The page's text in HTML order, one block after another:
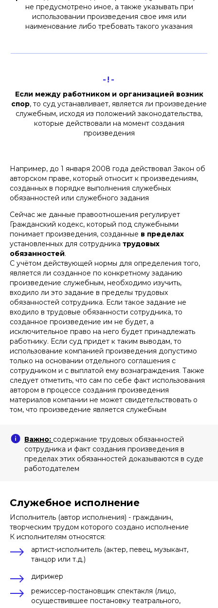
не предусмотрено иное, а также указывать при
использовании произведения свое имя или
наименование либо требовать такого указания
-!-
Если между работником и организацией возник
спор, то суд устанавливает, является ли произведение
служебным, исходя из положений законодательства,
которые действовали на момент создания
произведения
Например, до 1 января 2008 года действовал Закон об
авторском праве, который относит к произведениям,
созданных в порядке выполнения служебных
обязанностей или служебного задания
Сейчас же данные правоотношения регулирует
Гражданский кодекс, который под служебными
понимает произведения, созданные в пределах
установленных для сотрудника трудовых
обязанностей.
С учётом действующей нормы для определения того,
является ли созданное по конкретному заданию
произведение служебным, необходимо изучить,
входило ли это задание в пределы трудовых
обязанностей сотрудника. Если такое задание не
входило в трудовые обязанности сотрудника, то
созданное произведение им не будет, а
исключительное право на него будет принадлежать
работнику. Если суд придет к таким выводам, то
использование компанией произведения допустимо
только на основании отдельного соглашения с
сотрудником и с выплатой ему вознаграждения. Также
следует отметить, что сам по себе факт использования
автором в процессе создания произведения
материалов компании не может свидетельствовать о
том, что произведение является служебным
Важно: содержание трудовых обязанностей
сотрудника и факт создания произведения в
пределах этих обязанностей доказываются в суде
работодателем
Служебное исполнение
Исполнитель (автор исполнения) - гражданин,
творческим трудом которого создано исполнение
К исполнителям относятся:
артист-исполнитель (актер, певец, музыкант,
танцор или т.д.)
дирижер
режиссер-постановщик спектакля (лицо,
осуществившее постановку театрального,